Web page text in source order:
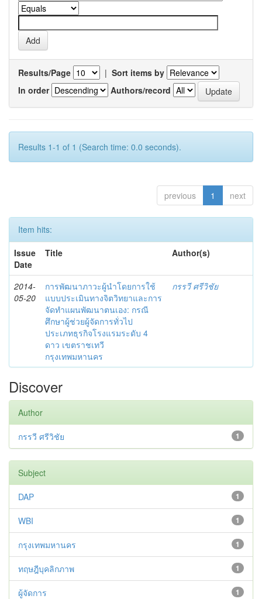
Results/Page | Sort items by
In order
Authors/record
Results 1-1 of 1 (Search time: 0.0 seconds).
previous 1 next
Item hits:
Issue
Date
Title Author(s)
2014-
05-20
การพัฒนาภาวะผู้นำโดยการใช้
แบบประเมินทางจิตวิทยาและการ
จัดทำแผนพัฒนาตนเอง: กรณี
ศึกษาผู้ช่วยผู้จัดการทั่วไป
ประเภทธุรกิจโรงแรมระดับ 4
ดาว เขตราชเทวี
กรุงเทพมหานคร
กรรวี ศรีวิชัย
Discover
Author
1
กรรวี ศรีวิชัย
Subject
1
DAP
1
WBI
1
กรุงเทพมหานคร
1
ทฤษฎีบุคลิกภาพ
1
ผู้จัดการ